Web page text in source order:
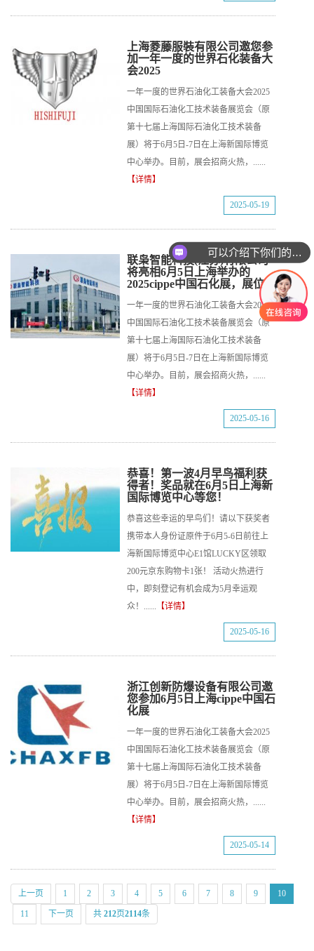
上海菱藤服裝有限公司邀您参
加一年一度的世界石化装备大
会2025
一年一度的世界石油化工装备大会2025
中国国际石油化工技术装备展览会（原
第十七届上海国际石油化工技术装备
展）将于6月5日-7日在上海新国际博览
中心举办。目前，展会招商火热，......
【详情】
2025-05-19
联枭智能科技(江苏)有限公司
将亮相6月5日上海举办的
2025cippe中国石化展，展位
一年一度的世界石油化工装备大会2025
中国国际石油化工技术装备展览会（原
第十七届上海国际石油化工技术装备
展）将于6月5日-7日在上海新国际博览
中心举办。目前，展会招商火热，......
【详情】
2025-05-16
恭喜！第一波4月早鸟福利获
得者！奖品就在6月5日上海新
国际博览中心等您！
恭喜这些幸运的早鸟们！请以下获奖者
携带本人身份证原件于6月5-6日前往上
海新国际博览中心E1馆LUCKY区领取
200元京东购物卡1张！ 活动火热进行
中，即刻登记有机会成为5月幸运观
众！...... 【详情】
2025-05-16
浙江创新防爆设备有限公司邀
您参加6月5日上海cippe中国石
化展
一年一度的世界石油化工装备大会2025
中国国际石油化工技术装备展览会（原
第十七届上海国际石油化工技术装备
展）将于6月5日-7日在上海新国际博览
中心举办。目前，展会招商火热，......
【详情】
2025-05-14
上一页 1 2 3 4 5 6 7 8 9 10
11 下一页 共 212页2114条
可以介绍下你们的产品么
你们是怎么收费的呢